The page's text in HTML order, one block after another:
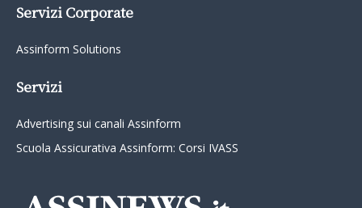
Servizi Corporate
Assinform Solutions
Servizi
Advertising sui canali Assinform
Scuola Assicurativa Assinform: Corsi IVASS